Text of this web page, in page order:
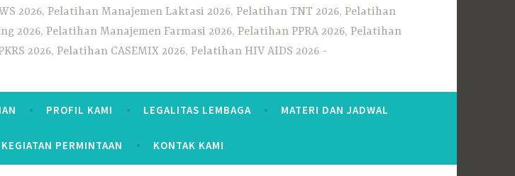
2026, Pelatihan Manajemen Laktasi 2026, Pelatihan TNT 2026, Pelatihan
2026, Pelatihan Manajemen Farmasi 2026, Pelatihan PPRA 2026, Pelatihan
2026, Pelatihan CASEMIX 2026, Pelatihan HIV AIDS 2026
PROFIL KAMI LEGALITAS LEMBAGA MATERI DAN JADWAL
KEGIATAN PERMINTAAN KONTAK KAMI